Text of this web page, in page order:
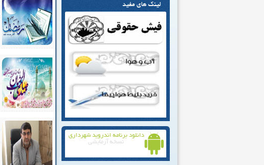
لینک های مفید
دانلود برنامه اندروید شهرداری
نسخه آزمایشی